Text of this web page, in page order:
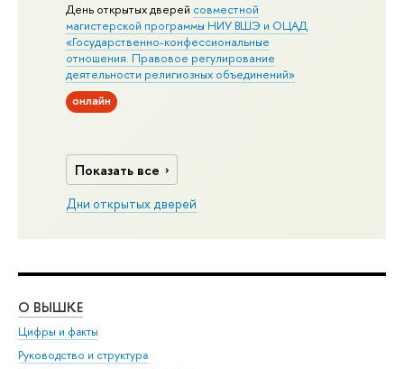
День открытых дверей совместной
магистерской программы НИУ ВШЭ и ОЦАД
«Государственно-конфессиональные
отношения. Правовое регулирование
деятельности религиозных объединений»
онлайн
Показать все
Дни открытых дверей
О ВЫШКЕ
Цифры и факты
Руководство и структура